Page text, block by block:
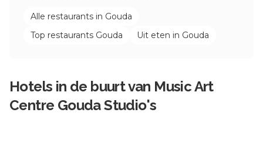
Alle restaurants in Gouda
Top restaurants Gouda Uit eten in Gouda
Hotels in de buurt van Music Art
Centre Gouda Studio's